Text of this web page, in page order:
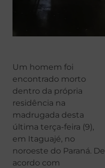
Um homem foi
encontrado morto
dentro da própria
residência na
madrugada desta
última terça-feira (9),
em Itaguajé, no
noroeste do Paraná. De
acordo com